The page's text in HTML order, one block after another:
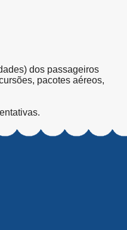
dos passageiros
pacotes aéreos,